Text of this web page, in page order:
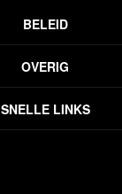
SNELLE LINKS
OVERIG
BELEID